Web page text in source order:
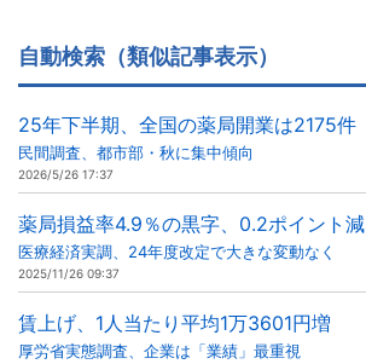
自動検索（類似記事表示）
25年下半期、全国の薬局開業は2175件
民間調査、都市部・秋に集中傾向
2026/5/26 17:37
薬局損益率4.9％の黒字、0.2ポイント減
医療経済実調、24年度改定で大きな変動なく
2025/11/26 09:37
賃上げ、1人当たり平均1万3601円増
厚労省実態調査、企業は「業績」最重視